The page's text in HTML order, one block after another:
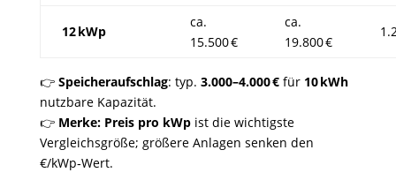
12 kWp
ca.
15.500 €
ca.
19.800 €
👉 Speicheraufschlag: typ. 3.000–4.000 €für 10 kWh
nutzbare Kapazität.
👉 Merke: Preis pro kWpist die wichtigste
Vergleichsgröße; größere Anlagen senken den
€/kWp‑Wert.